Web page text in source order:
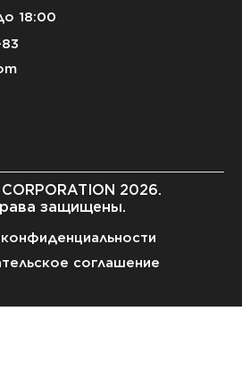
18:00
2026.
защищены.
соглашение